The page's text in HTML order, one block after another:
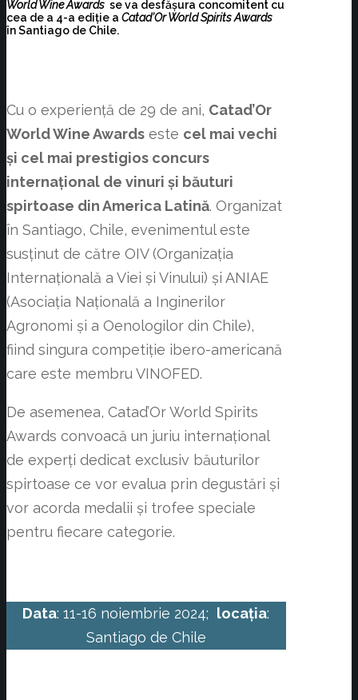
World Wine Awards se va desfășura concomitent cu
cea de a 4-a ediție a Catad’Or World Spirits Awards
în Santiago de Chile.
Cu o experiență de 29 de ani, Catad’Or
World Wine Awards este cel mai vechi
și cel mai prestigios concurs
internațional de vinuri și băuturi
spirtoase din America Latină. Organizat
în Santiago, Chile, evenimentul este
susținut de către OIV (Organizația
Internațională a Viei și Vinului) și ANIAE
(Asociația Națională a Inginerilor
Agronomi și a Oenologilor din Chile),
fiind singura competiție ibero-americană
care este membru VINOFED.
De asemenea, Catad’Or World Spirits
Awards convoacă un juriu internațional
de experți dedicat exclusiv băuturilor
spirtoase ce vor evalua prin degustări și
vor acorda medalii și trofee speciale
pentru fiecare categorie.
Data: 11-16 noiembrie 2024; locația:
Santiago de Chile